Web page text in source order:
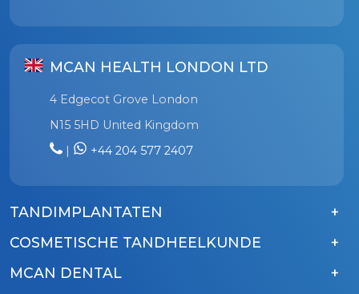
MCAN HEALTH LONDON LTD
4 Edgecot Grove London
N15 5HD United Kingdom
|
+44 204 577 2407
TANDIMPLANTATEN
COSMETISCHE TANDHEELKUNDE
MCAN DENTAL